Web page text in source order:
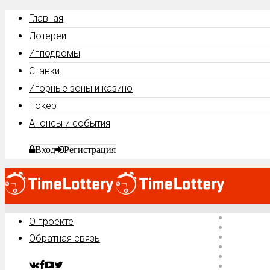
Главная
Лотереи
Ипподромы
Ставки
Игорные зоны и казино
Покер
Анонсы и события
Вход Регистрация
О проекте
Обратная связь